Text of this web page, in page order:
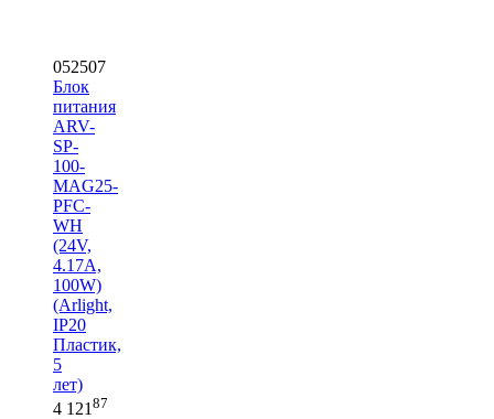
052507
Блок
питания
ARV-
SP-
100-
MAG25-
PFC-
WH
(24V,
4.17A,
100W)
(Arlight,
IP20
Пластик,
5
лет)
4 121 87